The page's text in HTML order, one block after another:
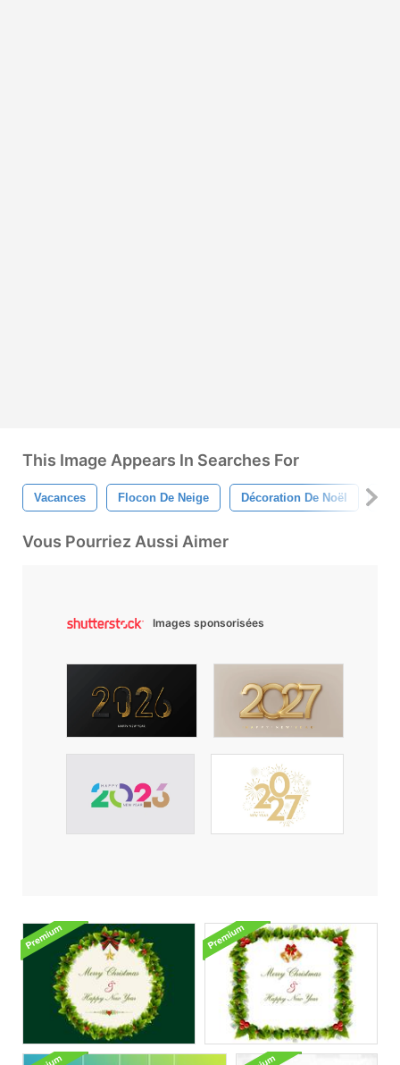
This Image Appears In Searches For
Vacances Flocon De Neige Décoration De Noël
Vous Pourriez Aussi Aimer
Images sponsorisées